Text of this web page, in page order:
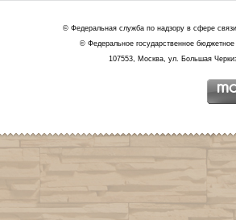
© Федеральная служба по надзору в сфере
© Федеральное государственное
107553, Москва, ул. Большая